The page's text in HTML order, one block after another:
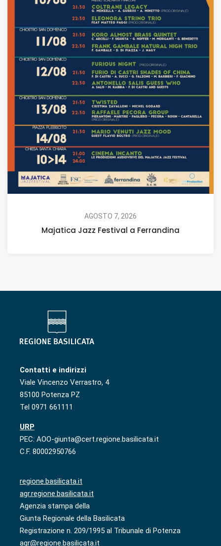
AGOSTO 7, 2026
Majatica Jazz Festival a Ferrandina
Contatti e indirizzi
Viale Vincenzo Verrastro, 4
85100 Potenza PZ
Tel 0971 661111
URP
PEC: AOO-giunta@cert.regione.basilicata.it
C.F. 80002950766
regione.basilicata.it
agr.regione.basilicata.it
Agenzia stampa della
Giunta Regionale della Basilicata
Registrazione n. 209/1995 al Tribunale di Potenza
agr@regione.basilicata.it